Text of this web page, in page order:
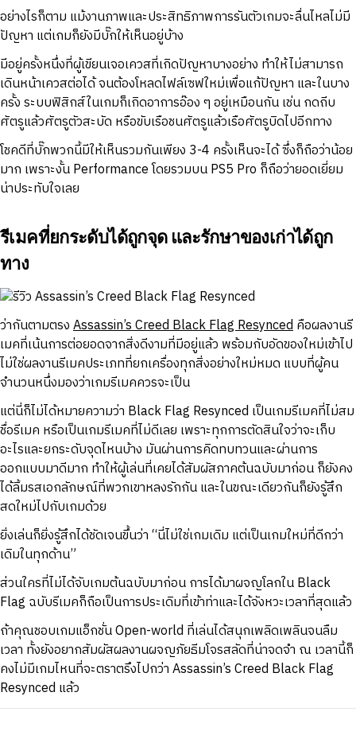
อย่างไรก็ตาม แม้งานภาพและประสิทธิภาพการรันตัวเกมจะลื่นไหลไม่มี
ปัญหา แต่เกมก็ยังมีบั๊กให้เห็นอยู่บ้าง
มีอยู่ครั้งหนึ่งที่ผู้เขียนเจอเควสที่เกิดปัญหาบางอย่าง ทำให้ไม่สามารถ
เดินหน้าเควสต่อได้ จนต้องโหลดไฟล์เซฟใหม่เพื่อแก้ปัญหา และในบาง
ครั้ง ระบบฟิสิกส์ในเกมก็เกิดอาการอ๊อง ๆ อยู่เหมือนกัน เช่น กดถีบ
ศัตรูแล้วศัตรูตัวสะบัด หรือขับเรือชนศัตรูแล้วเรือศัตรูบิดไปอีกทาง
โชคดีที่บั๊กพวกนี้มีให้เห็นรวมกันเพียง 3-4 ครั้งเห็นจะได้ ซึ่งก็ถือว่าน้อย
มาก เพราะงั้น Performance โดยรวมบน PS5 Pro ก็ถือว่ายอดเยี่ยม
น่าประทับใจเลย
รีเมคที่ยกระดับได้ถูกจุด และรักษาของเก่าได้ถูก
ทาง
ว่ากันตามตรงAssassin’s Creed Black Flag Resyncedคือผลงานรี
เมคที่เน้นการต่อยอดจากสิ่งดีงามที่มีอยู่แล้ว พร้อมกับอัดของใหม่เข้าไป
ไม่ใช่ผลงานรีเมคประเภทที่ยกเครื่องทุกสิ่งอย่างใหม่หมด แบบที่ผู้คน
จำนวนหนึ่งมองว่าเกมรีเมคควรจะเป็น
แต่นี่ก็ไม่ได้หมายความว่า Black Flag Resynced เป็นเกมรีเมคที่ไม่สม
ชื่อรีเมค หรือเป็นเกมรีเมคที่ไม่ดีเลย เพราะทุกการตัดสินใจว่าจะเก็บ
อะไรและยกระดับจุดไหนบ้าง มันผ่านการคิดทบทวนและผ่านการ
ออกแบบมาดีมาก ทำให้ผู้เล่นที่เคยได้สัมผัสภาคต้นฉบับมาก่อน ก็ยังคง
ได้ลิ้มรสเอกลักษณ์ที่พวกเขาหลงรักกัน และในขณะเดียวกันก็ยังรู้สึก
สดใหม่ไปกับเกมด้วย
ยิ่งเล่นก็ยิ่งรู้สึกได้ชัดเจนขึ้นว่า “นี่ไม่ใช่เกมเดิม แต่เป็นเกมใหม่ที่ดีกว่า
เดิมในทุกด้าน”
ส่วนใครที่ไม่ได้จับเกมต้นฉบับมาก่อน การได้มาผจญโลกใน Black
Flag ฉบับรีเมคก็ถือเป็นการประเดิมที่เข้าท่าและได้จังหวะเวลาที่สุดแล้ว
ถ้าคุณชอบเกมแอ็กชั่น Open-world ที่เล่นได้สนุกเพลิดเพลินจนลืม
เวลา ทั้งยังอยากสัมผัสผลงานผจญภัยธีมโจรสลัดที่น่าจดจำ ณ เวลานี้ก็
คงไม่มีเกมไหนที่จะตราตรึงไปกว่า Assassin’s Creed Black Flag
Resynced แล้ว